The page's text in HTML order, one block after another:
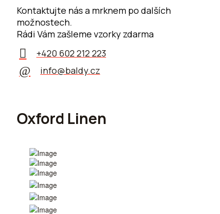
Kontaktujte nás a mrknem po dalších
možnostech.
Rádi Vám zašleme vzorky zdarma
+420 602 212 223
info@baldy.cz
Oxford Linen